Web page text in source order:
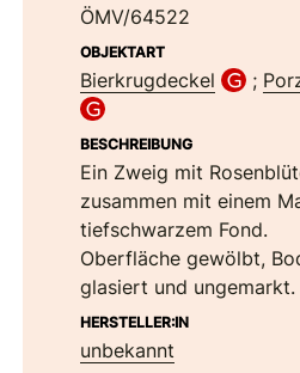
ÖMV/64522
OBJEKTART
Bierkrugdeckel ;
BESCHREIBUNG
Ein Zweig mit
zusammen mit einem
tiefschwarzem Fond.
Oberfläche gewölbt,
glasiert und ungemarkt.
HERSTELLER:IN
unbekannt